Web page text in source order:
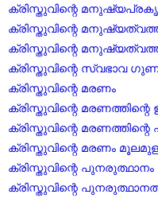
ക്രിസ്തുവിന്റെ
ക്രിസ്തുവിന്റെ
ക്രിസ്തുവിന്റെ
ക്രിസ്തുവിന്റെ സ്വഭാവ
ക്രിസ്തുവിന്റെ മരണം
ക്രിസ്തുവിന്റെ മരണത്തിന്റെ
ക്രിസ്തുവിന്റെ
ക്രിസ്തുവിന്റെ മരണം
ക്രിസ്തുവിന്റെ പുനരുത്ഥാനം
ക്രിസ്തുവിന്റെ